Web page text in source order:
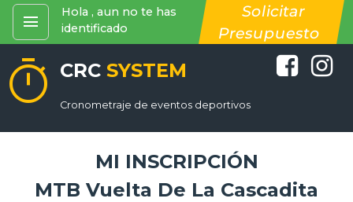
menu
Hola , aun no te has
identificado
Solicitar
Presupuesto
timer CRC SYSTEM
Cronometraje de eventos deportivos
MI INSCRIPCIÓN
MTB Vuelta De La Cascadita